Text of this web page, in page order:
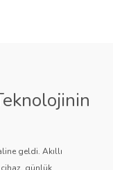
geldi. Akıllı